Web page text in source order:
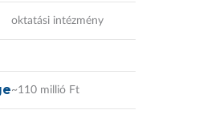
oktatási intézmény
~110 millió Ft